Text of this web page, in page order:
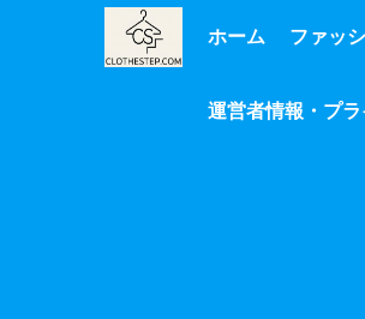
ホーム ファッ
運営者情報・プ